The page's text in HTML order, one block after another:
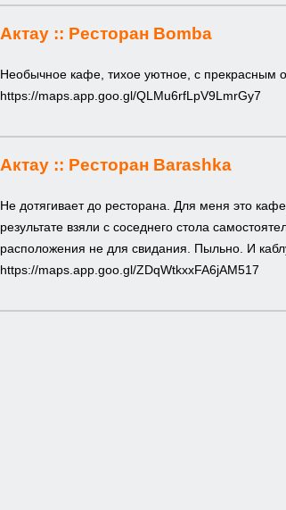
Актау :: Ресторан Bomba
Необычное кафе, тихое уютное, с прекрасным
https://maps.app.goo.gl/QLMu6rfLpV9LmrGy7
Актау :: Ресторан Barashka
Не дотягивает до ресторана. Для меня это
результате взяли с соседнего стола
расположения не для свидания. Пыльно. И
https://maps.app.goo.gl/ZDqWtkxxFA6jAM517